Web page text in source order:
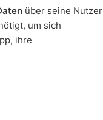
über seine Nutzer
um sich
ihre